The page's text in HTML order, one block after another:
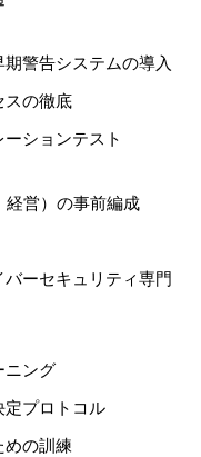
警告システムの導入
スの徹底
ションテスト
経営）の事前編成
ーセキュリティ専門
ニング
定プロトコル
めの訓練